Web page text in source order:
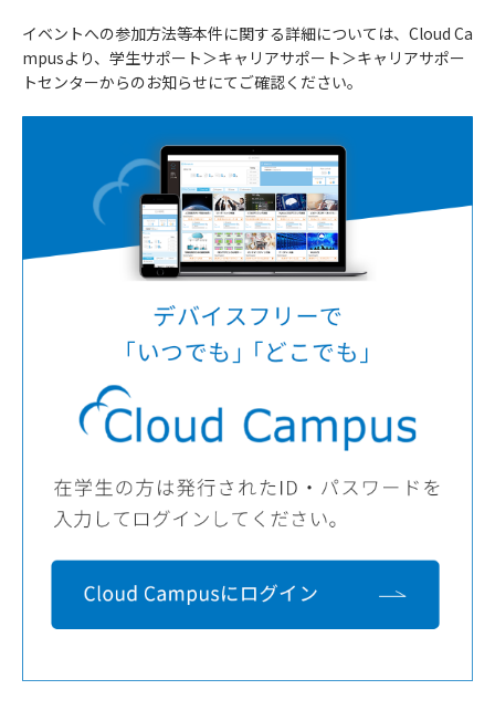
イベントへの参加方法等本件に関する詳細については、Cloud Ca
mpusより、学生サポート＞キャリアサポート＞キャリアサポー
トセンターからのお知らせにてご確認ください。